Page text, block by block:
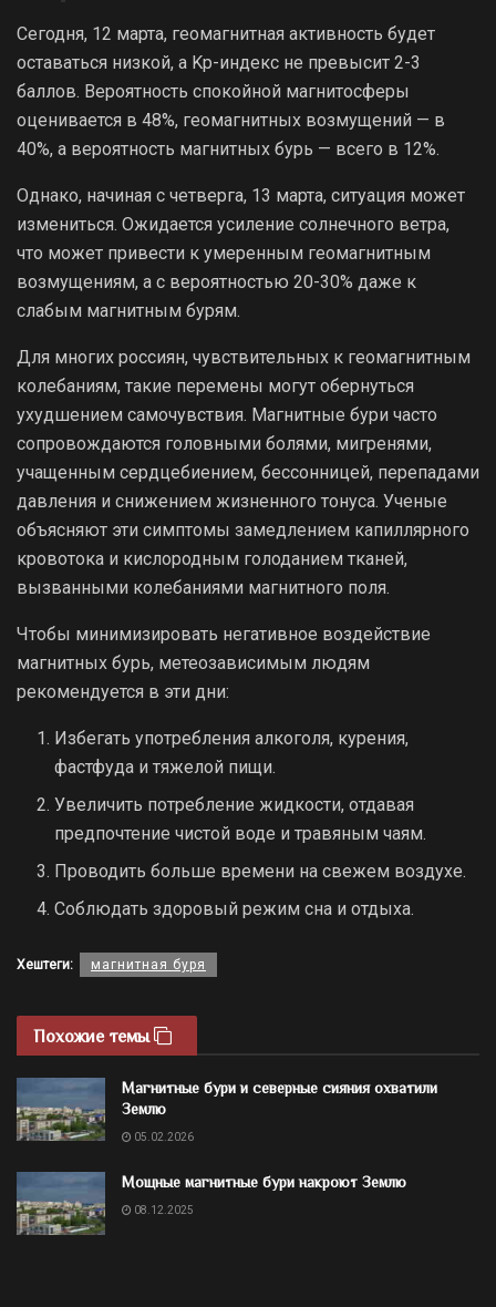
Сегодня, 12 марта, геомагнитная активность будет
оставаться низкой, а Kp-индекс не превысит 2-3
баллов. Вероятность спокойной магнитосферы
оценивается в 48%, геомагнитных возмущений — в
40%, а вероятность магнитных бурь — всего в 12%.
Однако, начиная с четверга, 13 марта, ситуация может
измениться. Ожидается усиление солнечного ветра,
что может привести к умеренным геомагнитным
возмущениям, а с вероятностью 20-30% даже к
слабым магнитным бурям.
Для многих россиян, чувствительных к геомагнитным
колебаниям, такие перемены могут обернуться
ухудшением самочувствия. Магнитные бури часто
сопровождаются головными болями, мигренями,
учащенным сердцебиением, бессонницей, перепадами
давления и снижением жизненного тонуса. Ученые
объясняют эти симптомы замедлением капиллярного
кровотока и кислородным голоданием тканей,
вызванными колебаниями магнитного поля.
Чтобы минимизировать негативное воздействие
магнитных бурь, метеозависимым людям
рекомендуется в эти дни:
Избегать употребления алкоголя, курения,
фастфуда и тяжелой пищи.
Увеличить потребление жидкости, отдавая
предпочтение чистой воде и травяным чаям.
Проводить больше времени на свежем воздухе.
Соблюдать здоровый режим сна и отдыха.
Хештеги: магнитная буря
Похожие темы
Магнитные бури и северные сияния охватили
Землю
05.02.2026
Мощные магнитные бури накроют Землю
08.12.2025